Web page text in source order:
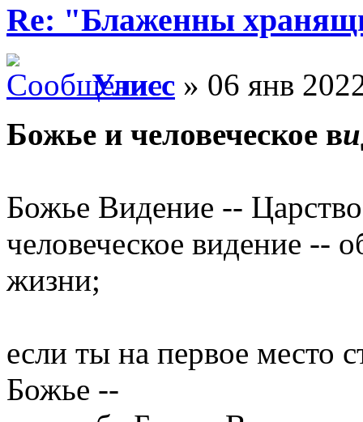
Re: "Блаженны
Улисс » 06 янв
Божье и человеческое ви
Божье Видение --
человеческое видение --
жизни;
если ты на первое место
Божье --